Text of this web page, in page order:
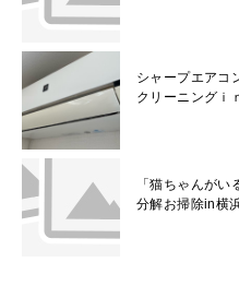
シャープエアコ
クリーニングｉ
「猫ちゃんが
分解お掃除in横